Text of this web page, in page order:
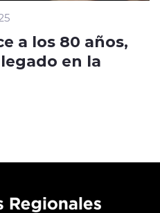
a los 80 años,
en la